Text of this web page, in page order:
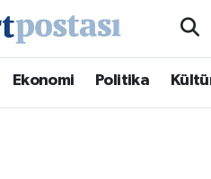
Ekonomi Politika